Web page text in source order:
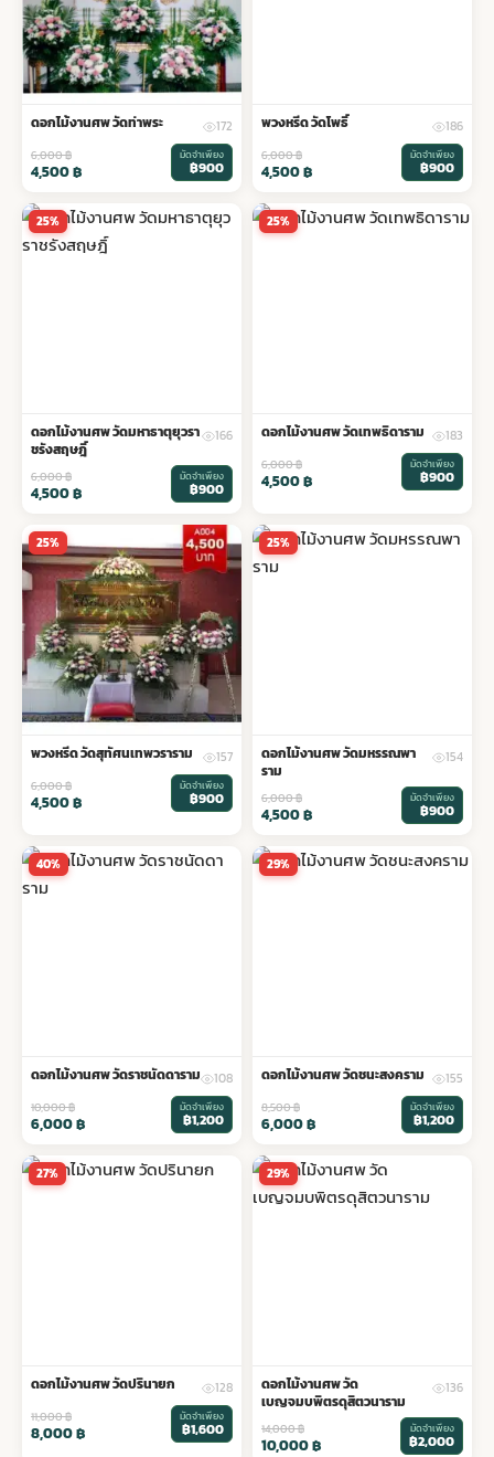
ดอกไม้งานศพ วัดท่าพระ 172
6,000฿
4,500฿
มัดจำเพียง
฿900
พวงหรีด วัดโพธิ์ 186
6,000฿
4,500฿
มัดจำเพียง
฿900
25%
ดอกไม้งานศพ วัดมหาธาตุยุวรา
ชรังสฤษฎิ์
166
6,000฿
4,500฿
มัดจำเพียง
฿900
25%
ดอกไม้งานศพ วัดเทพธิดาราม 183
6,000฿
4,500฿
มัดจำเพียง
฿900
25%
พวงหรีด วัดสุทัศนเทพวราราม 157
6,000฿
4,500฿
มัดจำเพียง
฿900
25%
ดอกไม้งานศพ วัดมหรรณพา
ราม
154
6,000฿
4,500฿
มัดจำเพียง
฿900
40%
ดอกไม้งานศพ วัดราชนัดดาราม 108
10,000฿
6,000฿
มัดจำเพียง
฿1,200
29%
ดอกไม้งานศพ วัดชนะสงคราม 155
8,500฿
6,000฿
มัดจำเพียง
฿1,200
27%
ดอกไม้งานศพ วัดปรินายก 128
11,000฿
8,000฿
มัดจำเพียง
฿1,600
29%
ดอกไม้งานศพ วัด
เบญจมบพิตรดุสิตวนาราม
136
14,000฿
10,000฿
มัดจำเพียง
฿2,000